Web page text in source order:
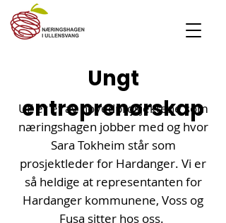
Ungt
entreprenørskap
UE er et av hovedprosjektene som
næringshagen jobber med og hvor
Sara Tokheim står som
prosjektleder for Hardanger. Vi er
så heldige at representanten for
Hardanger kommunene, Voss og
Fusa sitter hos oss.